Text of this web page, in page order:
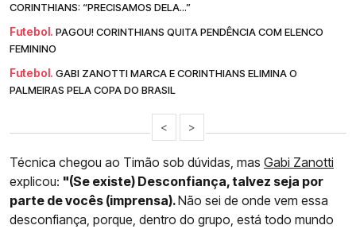
CORINTHIANS: “PRECISAMOS DELA...”
Futebol. PAGOU! CORINTHIANS QUITA PENDÊNCIA COM ELENCO
FEMININO
Futebol. GABI ZANOTTI MARCA E CORINTHIANS ELIMINA O
PALMEIRAS PELA COPA DO BRASIL
< >
Técnica chegou ao Timão sob dúvidas, mas Gabi Zanotti
explicou: "(Se existe) Desconfiança, talvez seja por
parte de vocês (imprensa).Não sei de onde vem essa
desconfiança, porque, dentro do grupo, está todo mundo